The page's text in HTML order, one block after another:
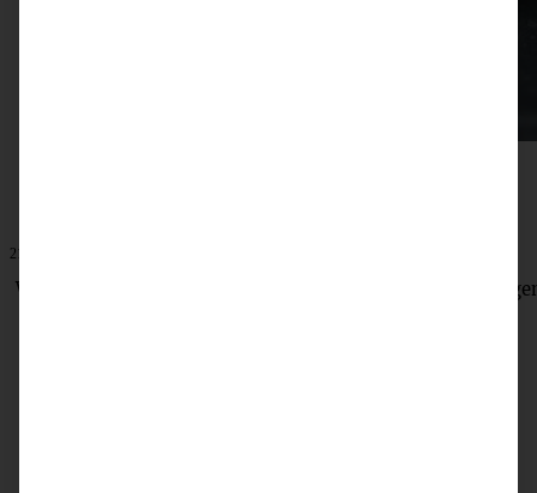
21. Dezember 2019
Weihnachtsmarmelade – mit Cranberries, Beeren,